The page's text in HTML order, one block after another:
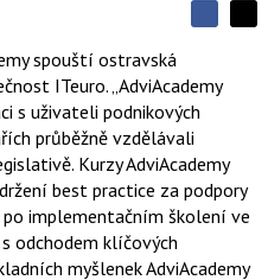
S
í
l
e
t
S
l
n
a
a
a
s
i
spouští ostravská
ITeuro. „AdviAcademy
s uživateli podnikových
průběžně vzdělávali
Kurzy AdviAcademy
best practice za podpory
implementačním školení ve
odchodem klíčových
myšlenek AdviAcademy